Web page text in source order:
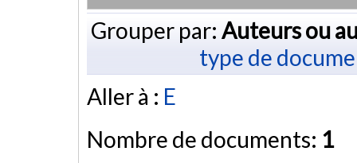
Grouper par: Auteurs ou
type de
Aller à : E
Nombre de documents: 1